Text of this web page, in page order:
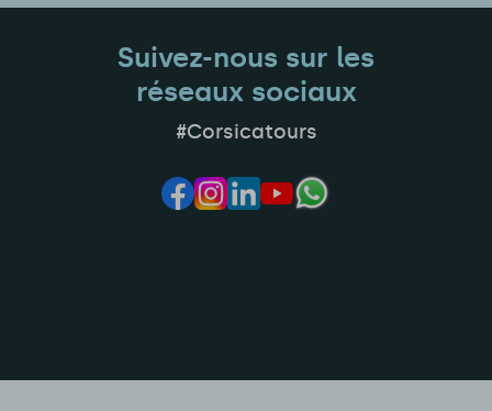
Suivez-nous sur les
réseaux sociaux
#Corsicatours